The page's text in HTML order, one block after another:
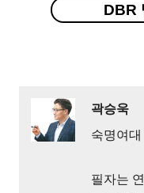
DBR
곽승욱
숙명여
필자는